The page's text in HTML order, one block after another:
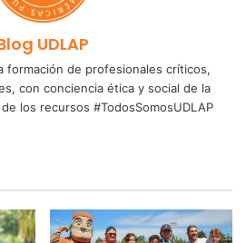
UDLAP
formación de profesionales críticos,
con conciencia ética y social de la
los recursos #TodosSomosUDLAP